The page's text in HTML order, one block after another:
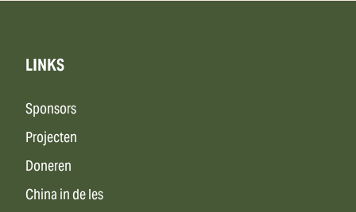
LINKS
Sponsors
Projecten
Doneren
China in de les